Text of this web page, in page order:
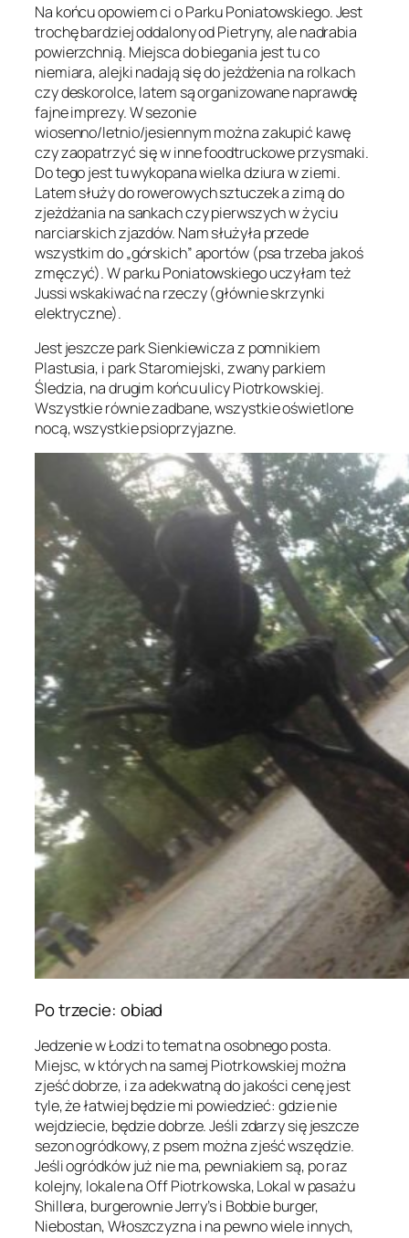
Na końcu opowiem ci o Parku Poniatowskiego. Jest
trochę bardziej oddalony od Pietryny, ale nadrabia
powierzchnią. Miejsca do biegania jest tu co
niemiara, alejki nadają się do jeżdżenia na rolkach
czy deskorolce, latem są organizowane naprawdę
fajne imprezy. W sezonie
wiosenno/letnio/jesiennym można zakupić kawę
czy zaopatrzyć się w inne foodtruckowe przysmaki.
Do tego jest tu wykopana wielka dziura w ziemi.
Latem służy do rowerowych sztuczek a zimą do
zjeżdżania na sankach czy pierwszych w życiu
narciarskich zjazdów. Nam służyła przede
wszystkim do „górskich” aportów (psa trzeba jakoś
zmęczyć). W parku Poniatowskiego uczyłam też
Jussi wskakiwać na rzeczy (głównie skrzynki
elektryczne).
Jest jeszcze park Sienkiewicza z pomnikiem
Plastusia, i park Staromiejski, zwany parkiem
Śledzia, na drugim końcu ulicy Piotrkowskiej.
Wszystkie równie zadbane, wszystkie oświetlone
nocą, wszystkie psioprzyjazne.
Po trzecie: obiad
Jedzenie w Łodzi to temat na osobnego posta.
Miejsc, w których na samej Piotrkowskiej można
zjeść dobrze, i za adekwatną do jakości cenę jest
tyle, że łatwiej będzie mi powiedzieć: gdzie nie
wejdziecie, będzie dobrze. Jeśli zdarzy się jeszcze
sezon ogródkowy, z psem można zjeść wszędzie.
Jeśli ogródków już nie ma, pewniakiem są, po raz
kolejny, lokale na Off Piotrkowska, Lokal w pasażu
Shillera, burgerownie Jerry’s i Bobbie burger,
Niebostan, Włoszczyzna i na pewno wiele innych,